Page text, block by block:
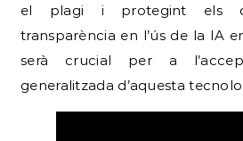
el plagi i protegint els
transparència en l’ús de la IA
serà crucial per a
generalitzada d’aquesta